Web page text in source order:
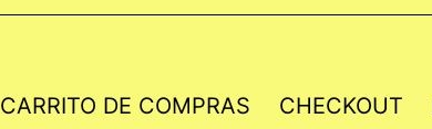
CARRITO DE COMPRAS CHECKOUT